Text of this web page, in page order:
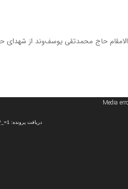
حاج محمدتقی یوسف‌وند از
Media
دریافت پرونده: https://selselehnews.ir/wp-content/uploads/2025/06/VID_20250626_234155_514.mp4?_=1